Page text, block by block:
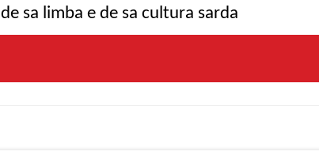
de sa limba e de sa cultura sarda